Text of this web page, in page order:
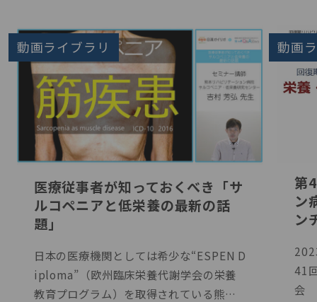
動画ライブラリ
医療従事者が知っておくべき「サ
ルコペニアと低栄養の最新の話
題」
日本の医療機関としては希少な“ESPEN D
iploma”（欧州臨床栄養代謝学会の栄養
教育プログラム）を取得されている熊本
動画
第
ン
ン
41
会